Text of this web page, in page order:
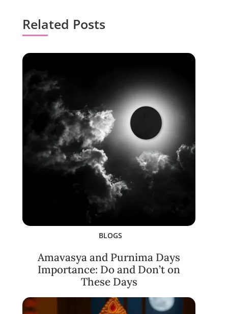
Related Posts
BLOGS
Amavasya and Purnima Days
Importance: Do and Don’t on
These Days